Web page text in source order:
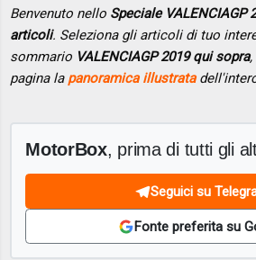
Benvenuto nello Speciale VALENCIAGP
articoli. Seleziona gli articoli di tuo
sommario VALENCIAGP 2019 qui sopra
pagina la panoramica illustrata
MotorBox, prima di tutti gli
Seguici su
Fonte preferita su